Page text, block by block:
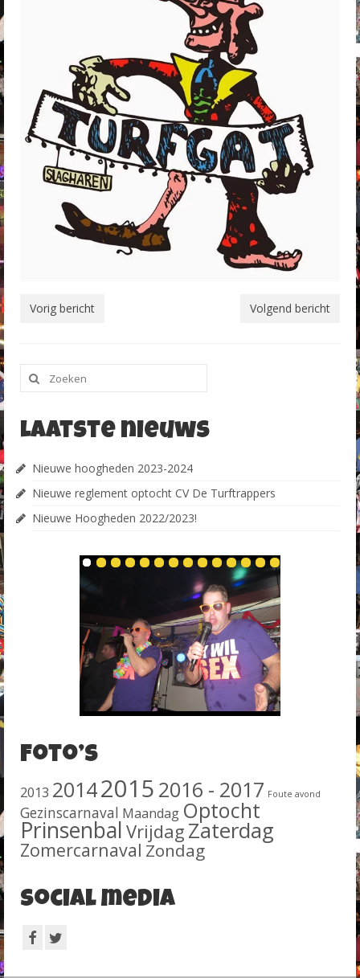
Vorig bericht Volgend bericht
Zoeken
naar:
Laatste nieuws
Nieuwe hoogheden 2023-2024
Nieuwe reglement optocht CV De Turftrappers
Nieuwe Hoogheden 2022/2023!
Foto’s
2013 20142015 2016 - 2017 Foute avond
Gezinscarnaval Maandag Optocht
Prinsenbal Vrijdag Zaterdag
Zomercarnaval Zondag
Social media